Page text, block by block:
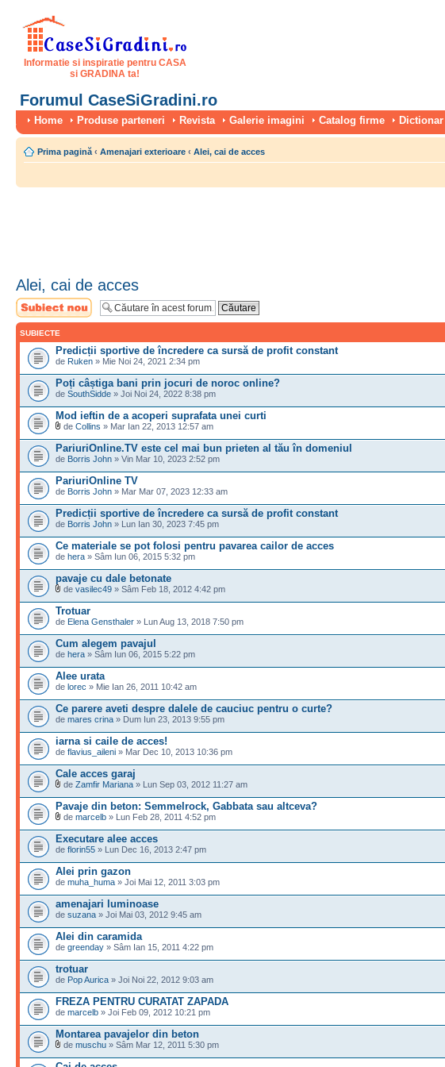
Informatie si inspiratie pentru CASA
si GRADINA ta!
Forumul CaseSiGradini.ro
Home Produse parteneri Revista Galerie imagini Catalog firme Dictionar
Prima pagină ‹ Amenajari exterioare ‹ Alei, cai de acces
Alei, cai de acces
Scrie un subiect
nou
SUBIECTE
Predicții sportive de încredere ca sursă de profit constant
de Ruken » Mie Noi 24, 2021 2:34 pm
Poți câștiga bani prin jocuri de noroc online?
de SouthSidde » Joi Noi 24, 2022 8:38 pm
Mod ieftin de a acoperi suprafata unei curti
de Collins » Mar Ian 22, 2013 12:57 am
PariuriOnline.TV este cel mai bun prieten al tău în domeniul
de Borris John » Vin Mar 10, 2023 2:52 pm
PariuriOnline TV
de Borris John » Mar Mar 07, 2023 12:33 am
Predicții sportive de încredere ca sursă de profit constant
de Borris John » Lun Ian 30, 2023 7:45 pm
Ce materiale se pot folosi pentru pavarea cailor de acces
de hera » Sâm Iun 06, 2015 5:32 pm
pavaje cu dale betonate
de vasilec49 » Sâm Feb 18, 2012 4:42 pm
Trotuar
de Elena Gensthaler » Lun Aug 13, 2018 7:50 pm
Cum alegem pavajul
de hera » Sâm Iun 06, 2015 5:22 pm
Alee urata
de lorec » Mie Ian 26, 2011 10:42 am
Ce parere aveti despre dalele de cauciuc pentru o curte?
de mares crina » Dum Iun 23, 2013 9:55 pm
iarna si caile de acces!
de flavius_aileni » Mar Dec 10, 2013 10:36 pm
Cale acces garaj
de Zamfir Mariana » Lun Sep 03, 2012 11:27 am
Pavaje din beton: Semmelrock, Gabbata sau altceva?
de marcelb » Lun Feb 28, 2011 4:52 pm
Executare alee acces
de florin55 » Lun Dec 16, 2013 2:47 pm
Alei prin gazon
de muha_huma » Joi Mai 12, 2011 3:03 pm
amenajari luminoase
de suzana » Joi Mai 03, 2012 9:45 am
Alei din caramida
de greenday » Sâm Ian 15, 2011 4:22 pm
trotuar
de Pop Aurica » Joi Noi 22, 2012 9:03 am
FREZA PENTRU CURATAT ZAPADA
de marcelb » Joi Feb 09, 2012 10:21 pm
Montarea pavajelor din beton
de muschu » Sâm Mar 12, 2011 5:30 pm